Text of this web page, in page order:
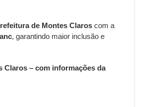
de Montes Claroscom a
, garantindo maior inclusão e
Claros – com informações da